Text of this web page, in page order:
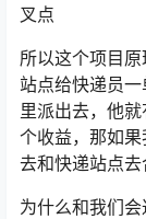
叉点
所以这个项目原
站点给快递员
里派出去，他
个收益，那如
去和快递站点
为什么和我们